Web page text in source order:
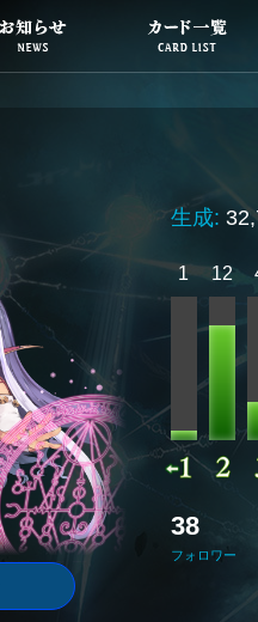
生成:
1 12
38
フォロワー